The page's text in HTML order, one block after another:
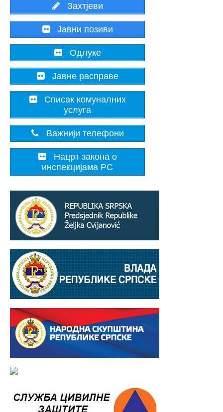
Захтјеви
Јавни позиви
Одлуке
Јавне расправе
Списак комуналних
услуга
Важнији телефони
Нацрт закона о
инспекцијама РС